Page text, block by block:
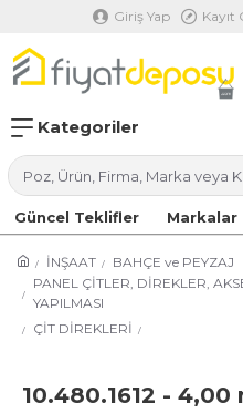
Giriş Yap Kayıt
Kategoriler
Güncel Teklifler Markalar
İNŞAAT
BAHÇE ve PEYZAJ
PANEL ÇİTLER, DİREKLER,
YAPILMASI
ÇİT DİREKLERİ
10.480.1612 -